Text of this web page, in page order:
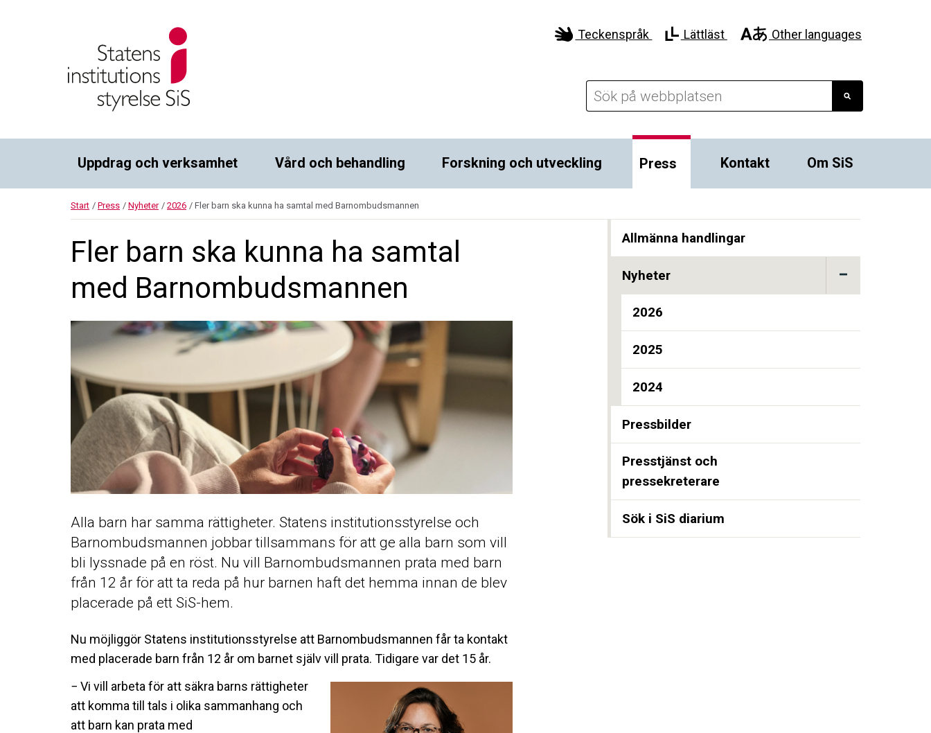
Teckenspråk Lättläst Other languages
Uppdrag och verksamhet Vård och behandling Forskning och utveckling Press Kontakt Om SiS
Start / Press / Nyheter / 2026 / Fler barn ska kunna ha samtal med Barnombudsmannen
Allmänna handlingar
Nyheter
2026
2025
2024
Pressbilder
Presstjänst och
pressekreterare
Sök i SiS diarium
Fler barn ska kunna ha samtal
med Barnombudsmannen
Alla barn har samma rättigheter. Statens institutionsstyrelse och
Barnombudsmannen jobbar tillsammans för att ge alla barn som vill
bli lyssnade på en röst. Nu vill Barnombudsmannen prata med barn
från 12 år för att ta reda på hur barnen haft det hemma innan de blev
placerade på ett SiS-hem.
Nu möjliggör Statens institutionsstyrelse att Barnombudsmannen får ta kontakt
med placerade barn från 12 år om barnet själv vill prata. Tidigare var det 15 år.
− Vi vill arbeta för att säkra barns rättigheter
att komma till tals i olika sammanhang och
att barn kan prata med